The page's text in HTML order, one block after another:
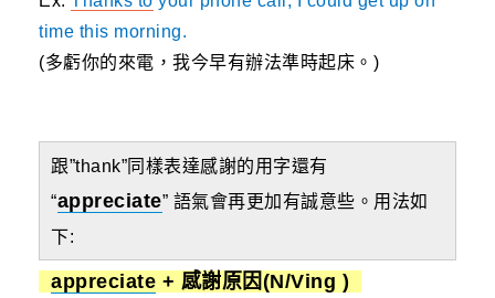
time this morning.
(多虧你的來電，我今早有辦法準時起床。)
跟”thank”同樣表達感謝的用字還有
“appreciate” 語氣會再更加有誠意些。用法如
下:
appreciate + 感謝原因(N/Ving )